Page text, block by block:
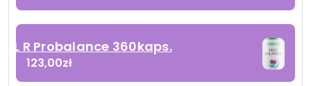
L R Probalance 360kaps.
123,00zł